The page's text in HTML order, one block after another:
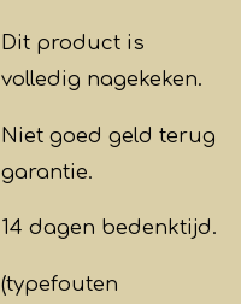
Dit product is
volledig nagekeken.
Niet goed geld terug
garantie.
14 dagen bedenktijd.
(typefouten